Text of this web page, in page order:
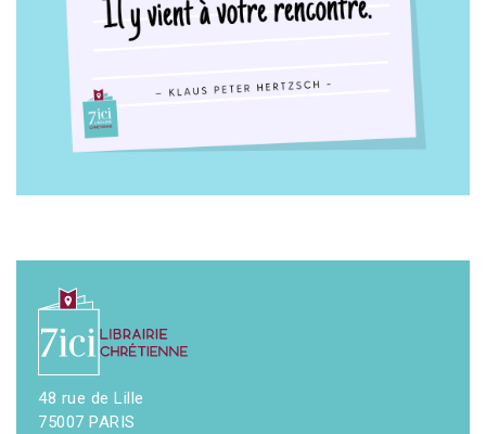
48 rue de Lille
75007 PARIS